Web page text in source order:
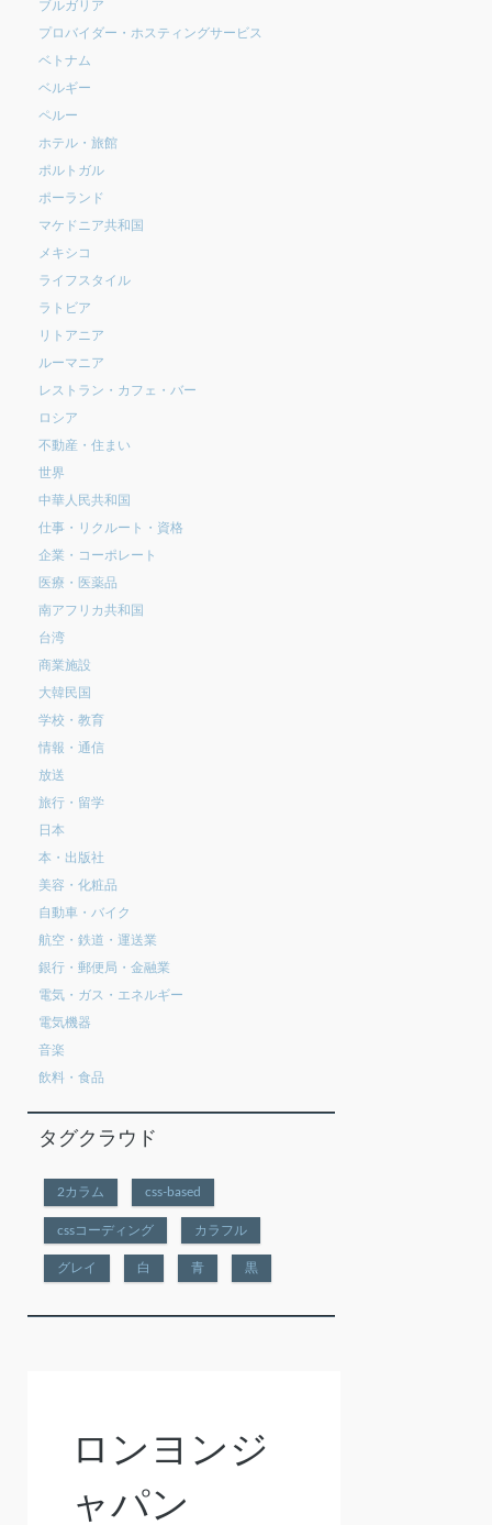
ブルガリア
プロバイダー・ホスティングサービス
ベトナム
ベルギー
ペルー
ホテル・旅館
ポルトガル
ポーランド
マケドニア共和国
メキシコ
ライフスタイル
ラトビア
リトアニア
ルーマニア
レストラン・カフェ・バー
ロシア
不動産・住まい
世界
中華人民共和国
仕事・リクルート・資格
企業・コーポレート
医療・医薬品
南アフリカ共和国
台湾
商業施設
大韓民国
学校・教育
情報・通信
放送
旅行・留学
日本
本・出版社
美容・化粧品
自動車・バイク
航空・鉄道・運送業
銀行・郵便局・金融業
電気・ガス・エネルギー
電気機器
音楽
飲料・食品
タグクラウド
2カラム css-based
cssコーディング カラフル
グレイ 白 青 黒
ロンヨンジ
ャパン